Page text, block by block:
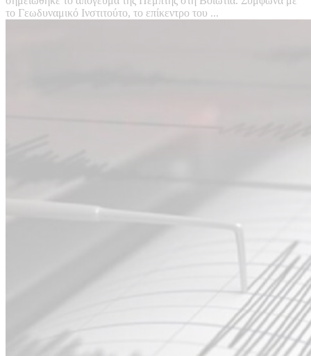
το Γεωδυναμικό Ινστιτούτο, το επίκεντρο του ...